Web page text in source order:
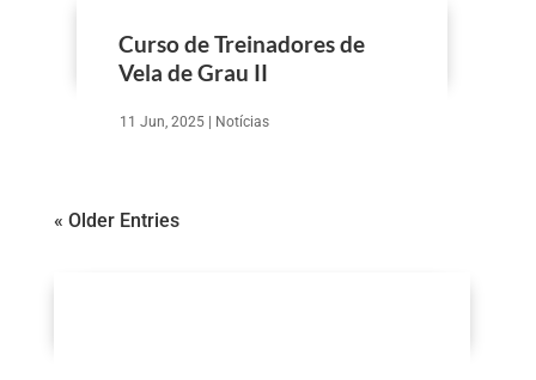
Curso de Treinadores de
Vela de Grau II
11 Jun, 2025| Notícias
« Older Entries